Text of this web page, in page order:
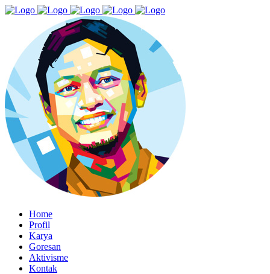
Home
Profil
Karya
Goresan
Aktivisme
Kontak